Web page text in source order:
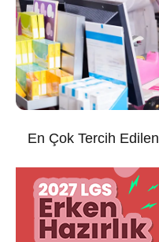
En Çok Tercih